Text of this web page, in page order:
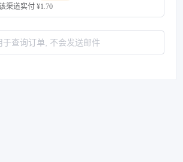
渠道实付 ¥1.70